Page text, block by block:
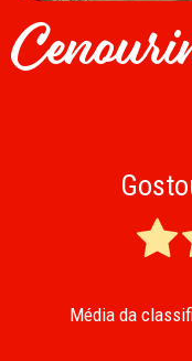
Média da